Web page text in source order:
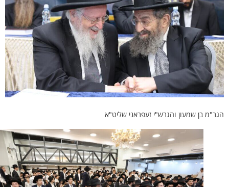
בן שמעון והגרש"י זעפראני שליט"א